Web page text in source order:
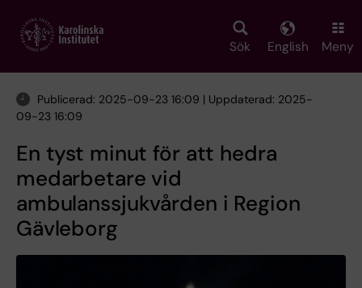
main
Sök English Meny
Publicerad: 2025-09-23 16:09 | Uppdaterad: 2025-
09-23 16:09
En tyst minut för att hedra
medarbetare vid
ambulanssjukvården i Region
Gävleborg